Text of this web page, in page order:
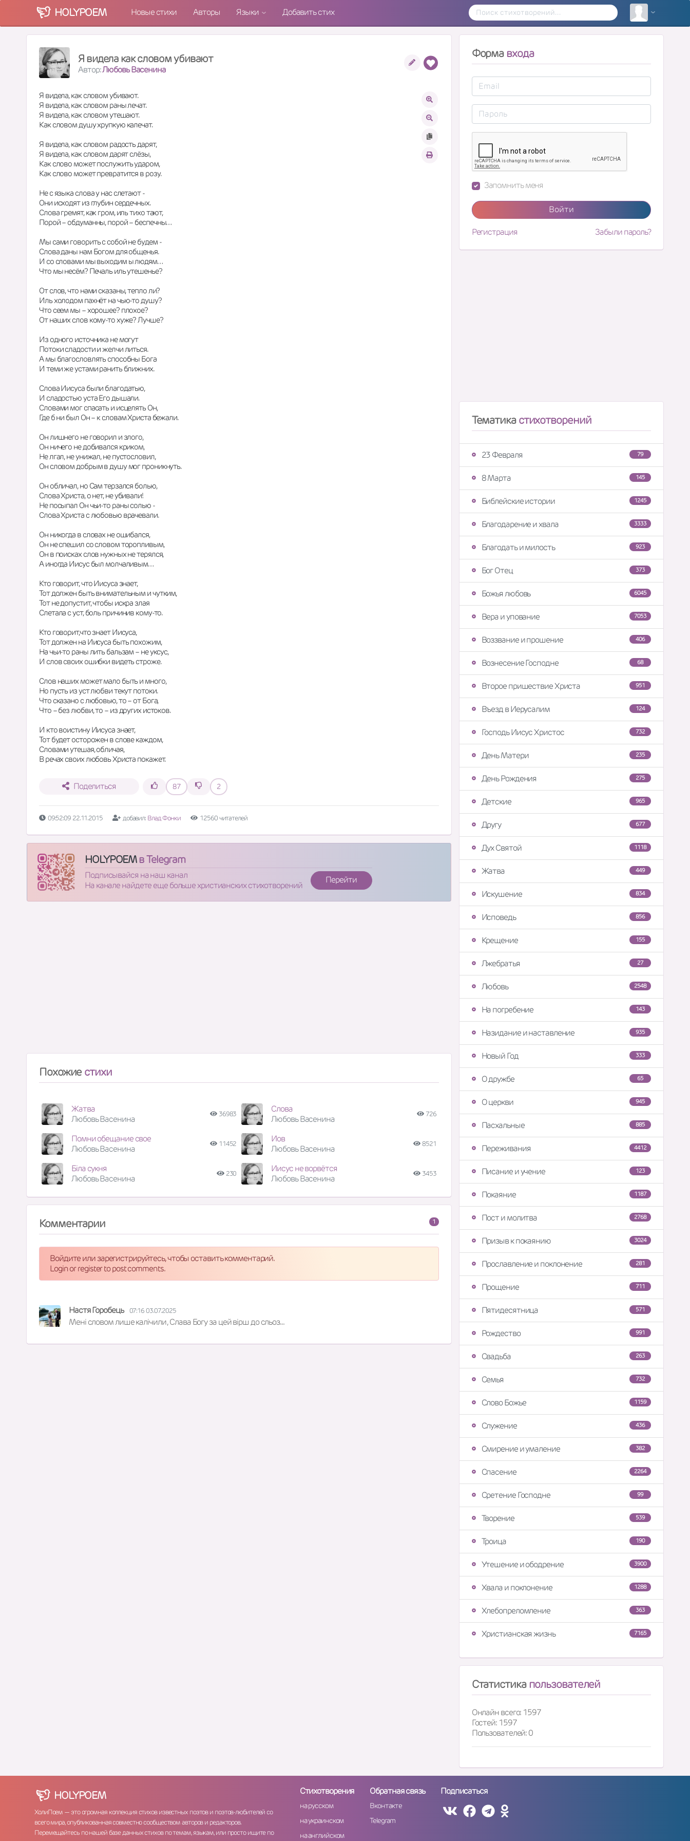
HOLYPOEM Новые стихи Авторы Языки Добавить стих
Я видела как словом убивают
Автор:Любовь Васенина
Я видела, как словом убивают.
Я видела, как словом раны лечат.
Я видела, как словом утешают.
Как словом душу хрупкую калечат.
Я видела, как словом радость дарят,
Я видела, как словом дарят слёзы,
Как слово может послужить ударом,
Как слово может превратится в розу.
Не с языка слова у нас слетают -
Они исходят из глубин сердечных.
Слова гремят, как гром, иль тихо тают,
Порой – обдуманны, порой – беспечны…
Мы сами говорить с собой не будем -
Слова даны нам Богом для общенья.
И со словами мы выходим ы людям…
Что мы несём? Печаль иль утешенье?
От слов, что нами сказаны, тепло ли?
Иль холодом пахнёт на чью-то душу?
Что сеем мы – хорошее? плохое?
От наших слов кому-то хуже? Лучше?
Из одного источника не могут
Потоки сладости и желчи литься.
А мы благословлять способны Бога
И теми же устами ранить ближних.
Слова Иисуса были благодатью,
И сладостью уста Его дышали.
Словами мог спасать и исцелять Он,
Где б ни был Он – к словам Христа бежали.
Он лишнего не говорил и злого,
Он ничего не добивался криком,
Не лгал, не унижал, не пустословил,
Он словом добрым в душу мог проникнуть.
Он обличал, но Сам терзался болью,
Слова Христа, о нет, не убивали!
Не посыпал Он чьи-то раны солью -
Слова Христа с любовью врачевали.
Он никогда в словах не ошибался,
Он не спешил со словом торопливым,
Он в поисках слов нужных не терялся,
А иногда Иисус был молчаливым…
Кто говорит, что Иисуса знает,
Тот должен быть внимательным и чутким,
Тот не допустит, чтобы искра злая
Слетала с уст, боль причинив кому-то.
Кто говорит,что знает Иисуса,
Тот должен на Иисуса быть похожим,
На чьи-то раны лить бальзам – не уксус,
И слов своих ошибки видеть строже.
Слов наших может мало быть и много,
Но пусть из уст любви текут потоки.
Что сказано с любовью, то – от Бога,
Что – без любви, то – из других истоков.
И кто воистину Иисуса знает,
Тот будет осторожен в слове каждом,
Словами утешая, обличая,
В речах своих любовь Христа покажет.
Поделиться 87 2
09:52:09 22.11.2015 добавил: Влад Фонки 12560 читателей
HOLYPOEMв Telegram
Подписывайся на наш канал
На канале найдете еще больше христианских стихотворений
Перейти
Похожие стихи
Жатва
Любовь Васенина
36983
Слова
Любовь Васенина
726
Помни обещание свое
Любовь Васенина
11452
Иов
Любовь Васенина
8521
Біла сукня
Любовь Васенина
230
Иисус не ворвётся
Любовь Васенина
3453
1
Комментарии
Войдите или зарегистрируйтесь, чтобы оставить комментарий.
Login or register to post comments.
Настя Горобець 07:16 03.07.2025
Мені словом лише калічили , Слава Богу за цей вірш до сльоз...
Форма входа
Запомнить меня
Войти
Регистрация Забыли пароль?
Тематикастихотворений
79
23 Февраля
145
8 Марта
1245
Библейские истории
3333
Благодарение и хвала
923
Благодать и милость
373
Бог Отец
6045
Божья любовь
7053
Вера и упование
406
Воззвание и прошение
68
Вознесение Господне
951
Второе пришествие Христа
124
Въезд в Иерусалим
732
Господь Иисус Христос
235
День Матери
275
День Рождения
965
Детские
677
Другу
1118
Дух Святой
449
Жатва
834
Искушение
856
Исповедь
155
Крещение
27
Лжебратья
2548
Любовь
143
На погребение
935
Назидание и наставление
333
Новый Год
65
О дружбе
945
О церкви
885
Пасхальные
4412
Переживания
123
Писание и учение
1187
Покаяние
2768
Пост и молитва
3024
Призыв к покаянию
281
Прославление и поклонение
711
Прощение
571
Пятидесятница
991
Рождество
263
Свадьба
732
Семья
1159
Слово Божье
436
Служение
382
Смирение и умаление
2264
Спасение
99
Сретение Господне
539
Творение
190
Троица
3900
Утешение и ободрение
1288
Хвала и поклонение
363
Хлебопреломление
7165
Христианская жизнь
Статистика пользователей
Онлайн всего: 1597
Гостей: 1597
Пользователей: 0
HOLYPOEM
ХолиПоем — это огромная коллекция стихов известных поэтов и поэтов-любителей со
всего мира, опубликованная совместно сообществом авторов и редакторов.
Перемещайтесь по нашей базе данных стихов по темам, языкам, или просто ищите по
Стихотворения
на русском
на украинском
на английском
Обратная связь
Вконтакте
Telegram
Подписаться